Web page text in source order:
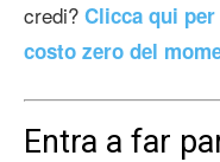
credi? Clicca qui
costo zero del
Entra a far